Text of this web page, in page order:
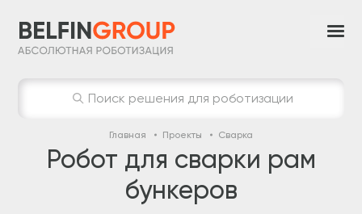
Поиск решения для роботизации
Главная Проекты Сварка
Робот для сварки рам
бункеров